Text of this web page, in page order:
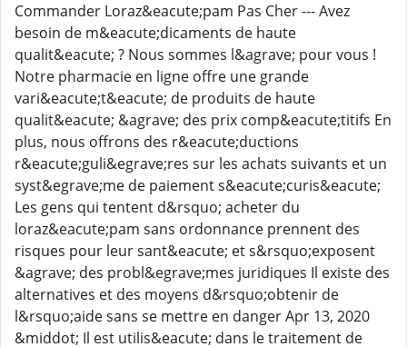
Commander Loraz&eacute;pam Pas Cher --- Avez
besoin de m&eacute;dicaments de haute
qualit&eacute; ? Nous sommes l&agrave; pour vous !
Notre pharmacie en ligne offre une grande
vari&eacute;t&eacute; de produits de haute
qualit&eacute; &agrave; des prix comp&eacute;titifs En
plus, nous offrons des r&eacute;ductions
r&eacute;guli&egrave;res sur les achats suivants et un
syst&egrave;me de paiement s&eacute;curis&eacute;
Les gens qui tentent d&rsquo; acheter du
loraz&eacute;pam sans ordonnance prennent des
risques pour leur sant&eacute; et s&rsquo;exposent
&agrave; des probl&egrave;mes juridiques Il existe des
alternatives et des moyens d&rsquo;obtenir de
l&rsquo;aide sans se mettre en danger Apr 13, 2020
&middot; Il est utilis&eacute; dans le traitement de